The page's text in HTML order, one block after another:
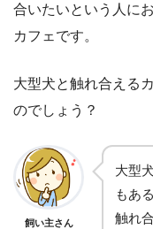
合いたいという人に
カフェです。
大型犬と触れ合える
のでしょう？
飼い主さん
大型
もあ
触れ